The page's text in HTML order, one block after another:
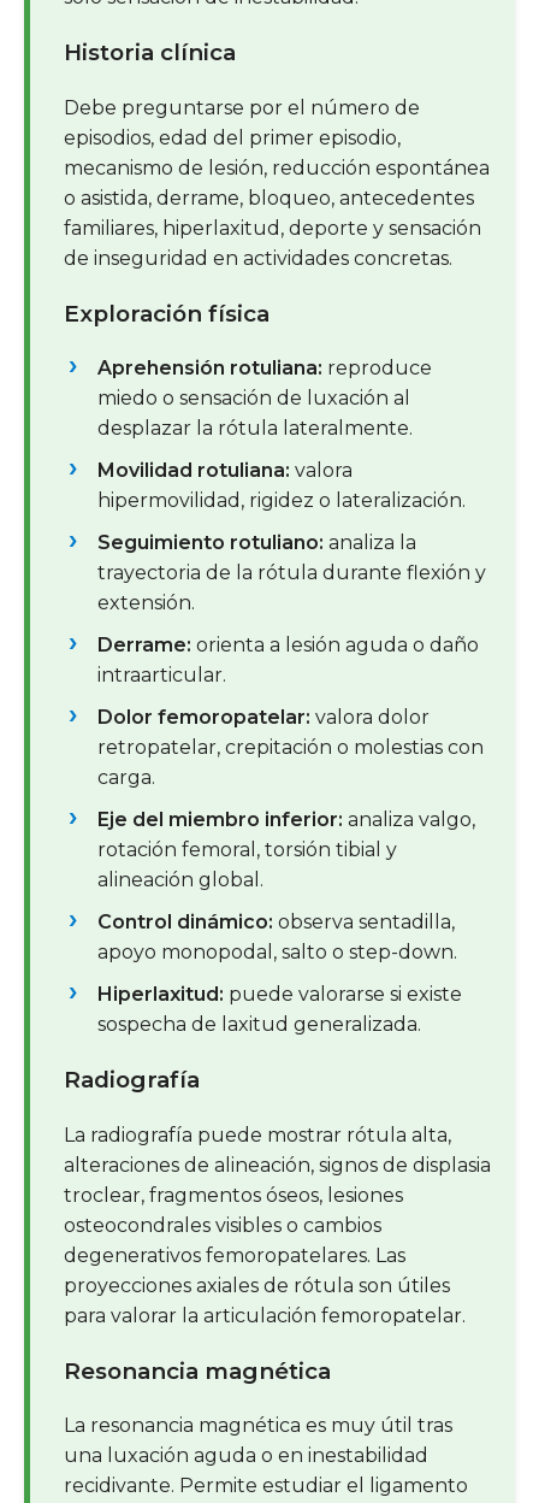
Historia clínica
Debe preguntarse por el número de
episodios, edad del primer episodio,
mecanismo de lesión, reducción espontánea
o asistida, derrame, bloqueo, antecedentes
familiares, hiperlaxitud, deporte y sensación
de inseguridad en actividades concretas.
Exploración física
Aprehensión rotuliana: reproduce
miedo o sensación de luxación al
desplazar la rótula lateralmente.
Movilidad rotuliana: valora
hipermovilidad, rigidez o lateralización.
Seguimiento rotuliano: analiza la
trayectoria de la rótula durante flexión y
extensión.
Derrame: orienta a lesión aguda o daño
intraarticular.
Dolor femoropatelar: valora dolor
retropatelar, crepitación o molestias con
carga.
Eje del miembro inferior: analiza valgo,
rotación femoral, torsión tibial y
alineación global.
Control dinámico: observa sentadilla,
apoyo monopodal, salto o step-down.
Hiperlaxitud: puede valorarse si existe
sospecha de laxitud generalizada.
Radiografía
La radiografía puede mostrar rótula alta,
alteraciones de alineación, signos de displasia
troclear, fragmentos óseos, lesiones
osteocondrales visibles o cambios
degenerativos femoropatelares. Las
proyecciones axiales de rótula son útiles
para valorar la articulación femoropatelar.
Resonancia magnética
La resonancia magnética es muy útil tras
una luxación aguda o en inestabilidad
recidivante. Permite estudiar el ligamento